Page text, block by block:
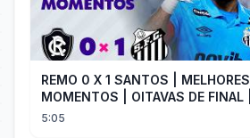
REMO 0 X 1 SANTOS | MELHORES
MOMENTOS | OITAVAS DE FINAL |
COPA DO BRASIL 2026 | ge.globo
5:05